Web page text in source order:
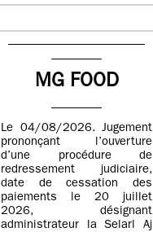
MG FOOD
Le 04/08/2026. Jugement
prononçant l’ouverture
d’une procédure de
redressement judiciaire,
date de cessation des
paiements le 20 juillet
2026, désignant
administrateur la Selarl Aj